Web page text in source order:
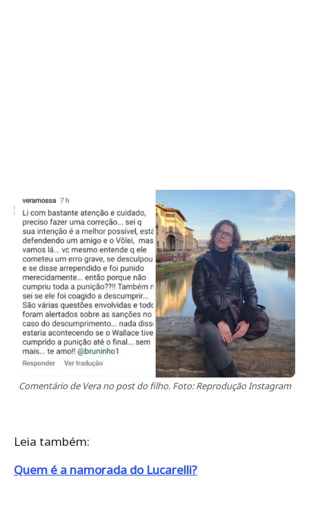
Comentário de Vera no post do filho. Foto: Reprodução Instagram
Leia também:
Quem é a namorada do Lucarelli?